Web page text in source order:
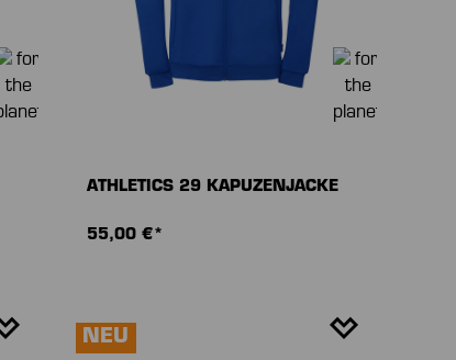
ATHLETICS 29 KAPUZENJACKE
55,00 €*
NEU